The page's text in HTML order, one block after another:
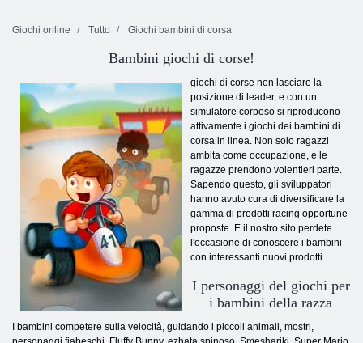
Giochi online Tutto Giochi bambini di corsa
Bambini giochi di corse!
giochi di corse non lasciare la
posizione di leader, e con un
simulatore corposo si riproducono
attivamente i giochi dei bambini di
corsa in linea. Non solo ragazzi
ambita come occupazione, e le
ragazze prendono volentieri parte.
Sapendo questo, gli sviluppatori
hanno avuto cura di diversificare la
gamma di prodotti racing opportune
proposte. E il nostro sito perdete
l'occasione di conoscere i bambini
con interessanti nuovi prodotti.
I personaggi del giochi per
i bambini della razza
I bambini competere sulla velocità, guidando i piccoli animali, mostri,